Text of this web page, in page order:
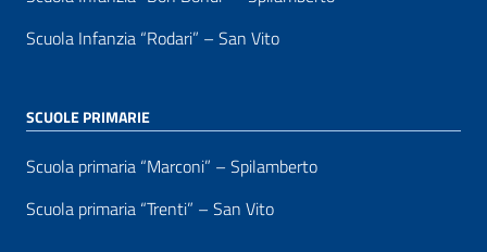
Scuola Infanzia “Rodari” – San Vito
SCUOLE PRIMARIE
Scuola primaria “Marconi” – Spilamberto
Scuola primaria “Trenti” – San Vito